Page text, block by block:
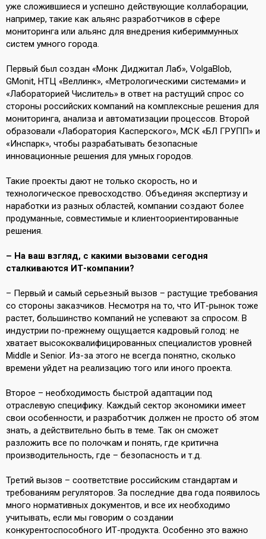
уже сложившиеся и успешно действующие коллаборации,
например, такие как альянс разработчиков в сфере
мониторинга или альянс для внедрения кибериммунных
систем умного города.
Первый был создан «Монк Диджитал Лаб», VolgaBlob,
GMonit, НТЦ «Веллинк», «Метрологическими системами» и
«Лабораторией Числитель» в ответ на растущий спрос со
стороны российских компаний на комплексные решения для
мониторинга, анализа и автоматизации процессов. Второй
образовали «Лаборатория Касперского», МСК «БЛ ГРУПП» и
«Инспарк», чтобы разрабатывать безопасные
инновационные решения для умных городов.
Такие проекты дают не только скорость, но и
технологическое превосходство. Объединяя экспертизу и
наработки из разных областей, компании создают более
продуманные, совместимые и клиентоориентированные
решения.
– На ваш взгляд, с какими вызовами сегодня
сталкиваются ИТ-компании?
– Первый и самый серьезный вызов – растущие требования
со стороны заказчиков. Несмотря на то, что ИТ-рынок тоже
растет, большинство компаний не успевают за спросом. В
индустрии по-прежнему ощущается кадровый голод: не
хватает высококвалифицированных специалистов уровней
Middle и Senior. Из-за этого не всегда понятно, сколько
времени уйдет на реализацию того или иного проекта.
Второе – необходимость быстрой адаптации под
отраслевую специфику. Каждый сектор экономики имеет
свои особенности, и разработчик должен не просто об этом
знать, а действительно быть в теме. Так он сможет
разложить все по полочкам и понять, где критична
производительность, где – безопасность и т.д.
Третий вызов – соответствие российским стандартам и
требованиям регуляторов. За последние два года появилось
много нормативных документов, и все их необходимо
учитывать, если мы говорим о создании
конкурентоспособного ИТ-продукта. Особенно это важно